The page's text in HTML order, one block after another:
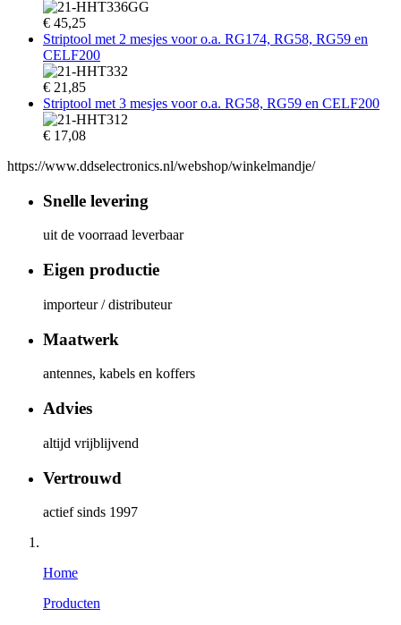
€ 45,25
Striptool met 2 mesjes voor o.a. RG174, RG58, RG59 en
CELF200
€ 21,85
Striptool met 3 mesjes voor o.a. RG58, RG59 en CELF200
€ 17,08
https://www.ddselectronics.nl/webshop/winkelmandje/
Snelle levering
uit de voorraad leverbaar
Eigen productie
importeur / distributeur
Maatwerk
antennes, kabels en koffers
Advies
altijd vrijblijvend
Vertrouwd
actief sinds 1997
Home
Producten